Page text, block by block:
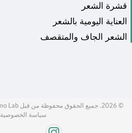
قشرة الشعر
العناية اليومية بالشعر
الشعر الجاف والمتقصف
©
2026. جميع الحقوق محفوظة من قبل The Dermo Lab |
سياسة الخصوصية